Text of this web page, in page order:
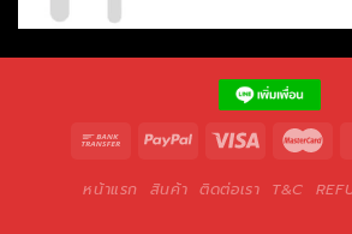
หน้าแรก สินค้า ติดต่อเรา T&C